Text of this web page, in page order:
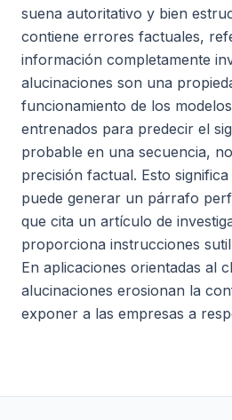
suena autoritativo y bien
contiene errores factuales,
información completamente
alucinaciones son una
funcionamiento de los
entrenados para predecir el
probable en una secuencia,
precisión factual. Esto
puede generar un párrafo
que cita un artículo de
proporciona instrucciones
En aplicaciones orientadas al
alucinaciones erosionan la
exponer a las empresas a